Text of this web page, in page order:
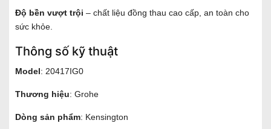
Độ bền vượt trội – chất liệu đồng thau cao cấp, an toàn cho
sức khỏe.
Thông số kỹ thuật
Model: 20417IG0
Thương hiệu: Grohe
Dòng sản phẩm: Kensington